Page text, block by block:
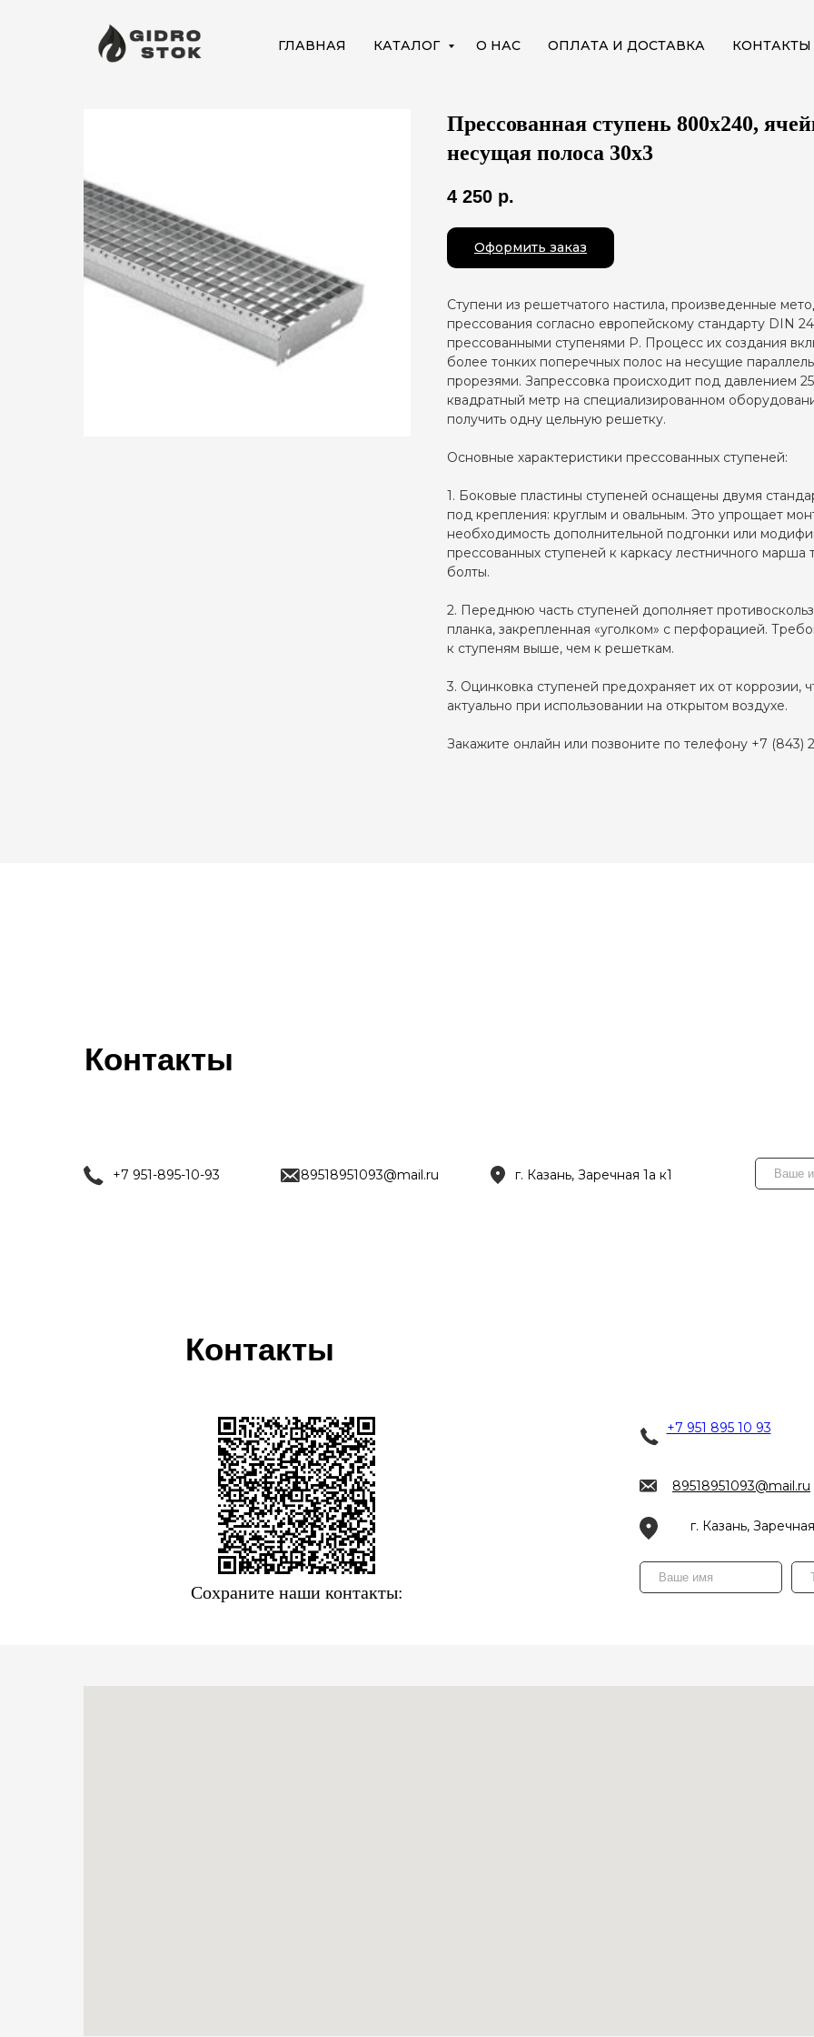
ГЛАВНАЯ КАТАЛОГ О НАС ОПЛАТА И ДОСТАВКА КОНТАКТЫ
Прессованная ступень 800х240,
несущая полоса 30x3
4 250 р.
Оформить заказ
Ступени из решетчатого настила, произведенные
прессования согласно европейскому стандарту DIN
прессованными ступенями P. Процесс их создания
более тонких поперечных полос на несущие
прорезями. Запрессовка происходит под давлением
квадратный метр на специализированном
получить одну цельную решетку.
Основные характеристики прессованных ступеней:
1. Боковые пластины ступеней оснащены двумя
под крепления: круглым и овальным. Это упрощает
необходимость дополнительной подгонки или
прессованных ступеней к каркасу лестничного марша
болты.
2. Переднюю часть ступеней дополняет
планка, закрепленная «уголком» с перфорацией.
к ступеням выше, чем к решеткам.
3. Оцинковка ступеней предохраняет их от коррозии,
актуально при использовании на открытом воздухе.
Закажите онлайн или позвоните по телефону +7 (843)
Контакты
+7 951-895-10-93 89518951093@mail.ru г. Казань, Заречная 1а к1
+7 951 895 10 93
г. Казань, Заречная
89518951093@mail.ru
Контакты
Сохраните наши контакты: